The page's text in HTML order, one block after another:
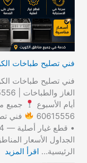
فني تصليح طباخات الكويت 24 ساعة | صيانة
الغاز والطباخات | 60615556
أيام الأسبوع
جميع
60615556
فني
الجداول الأسعار
الرئيسية… اقرأ المزيد